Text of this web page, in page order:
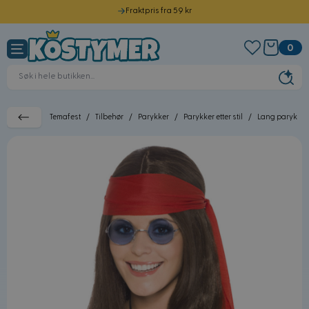
Fraktpris fra 59 kr
Norsk kundeservice
Hopp til innhold
0
Temafest / Tilbehør / Parykker / Parykker etter stil / Lang paryk